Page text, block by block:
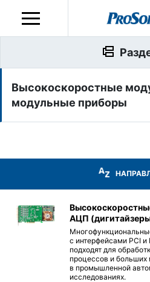
Высокоскоростные
модульные приборы
АЦП
с интерфейсами PCI и
подходят для
процессов и
в промышленной
исследованиях.